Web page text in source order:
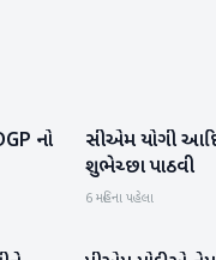
નો
રાષ્ટ્રીય
સીએમ યોગી
શુભેચ્છા પાઠવી
6 મહિના પહેલા